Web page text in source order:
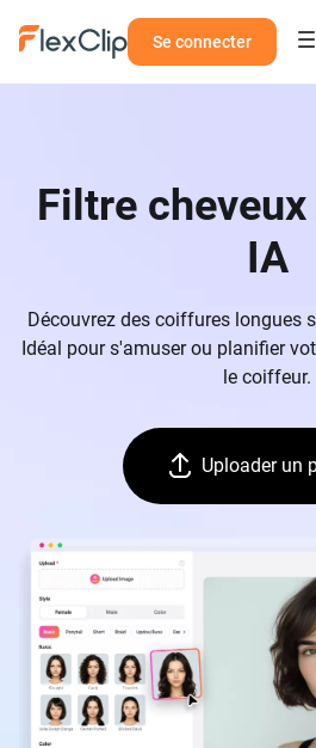
Se connecter
Filtre
IA
Découvrez des coiffures longues
Idéal pour s'amuser ou planifier
le coiffeur.
Uploader un